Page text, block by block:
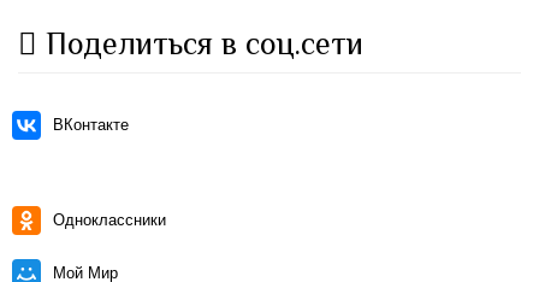
Поделиться в соц.сети
ВКонтакте
Одноклассники
Мой Мир